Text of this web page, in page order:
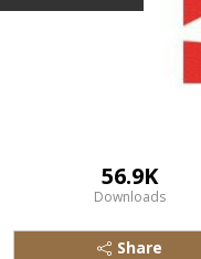
56.9K
Downloads
Share